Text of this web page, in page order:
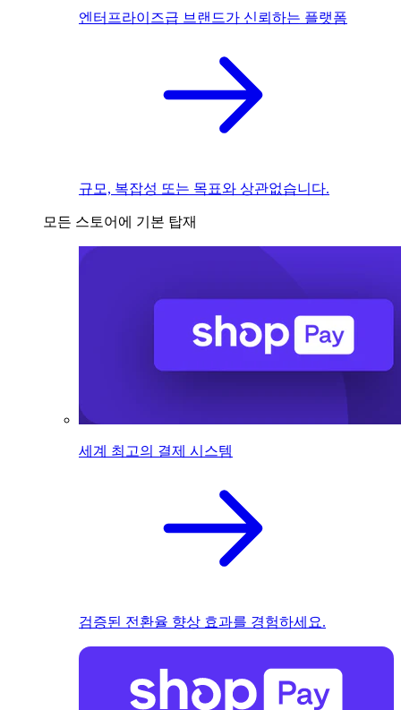
엔터프라이즈급 브랜드가 신뢰하는 플랫폼
규모, 복잡성 또는 목표와 상관없습니다.
모든 스토어에 기본 탑재
세계 최고의 결제 시스템
검증된 전환율 향상 효과를 경험하세요.